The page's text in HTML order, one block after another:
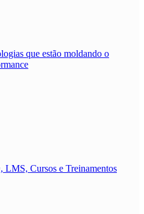
que estão moldando o
LMS, Cursos e Treinamentos